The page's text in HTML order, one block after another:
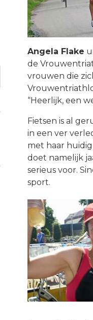
Angela Flake
de
vrouwen die
“Heerlijk, een
Fietsen is al
in een ver
met haar
doet namelijk
serieus voor.
sport.